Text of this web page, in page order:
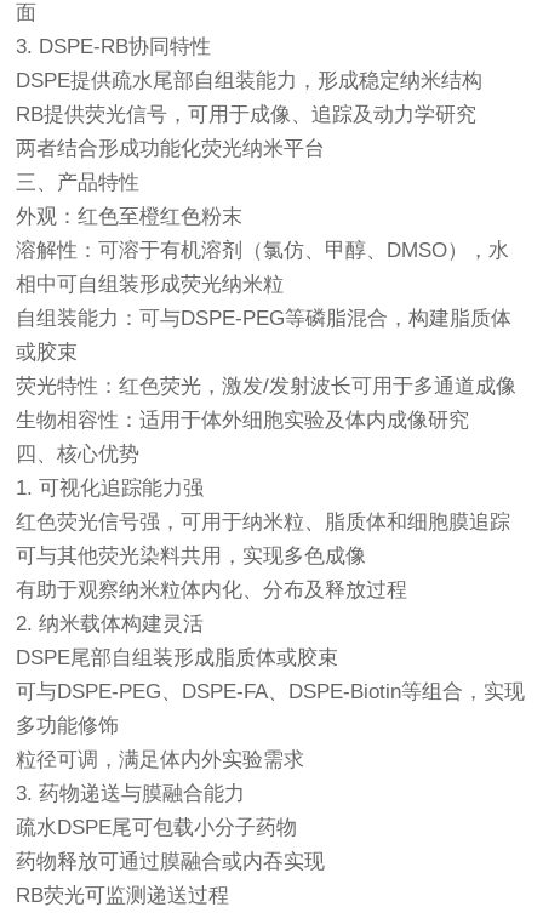
面
3. DSPE-RB协同特性
DSPE提供疏水尾部自组装能力，形成稳定纳米结构
RB提供荧光信号，可用于成像、追踪及动力学研究
两者结合形成功能化荧光纳米平台
三、产品特性
外观：红色至橙红色粉末
溶解性：可溶于有机溶剂（氯仿、甲醇、DMSO），水
相中可自组装形成荧光纳米粒
自组装能力：可与DSPE-PEG等磷脂混合，构建脂质体
或胶束
荧光特性：红色荧光，激发/发射波长可用于多通道成像
生物相容性：适用于体外细胞实验及体内成像研究
四、核心优势
1. 可视化追踪能力强
红色荧光信号强，可用于纳米粒、脂质体和细胞膜追踪
可与其他荧光染料共用，实现多色成像
有助于观察纳米粒体内化、分布及释放过程
2. 纳米载体构建灵活
DSPE尾部自组装形成脂质体或胶束
可与DSPE-PEG、DSPE-FA、DSPE-Biotin等组合，实现
多功能修饰
粒径可调，满足体内外实验需求
3. 药物递送与膜融合能力
疏水DSPE尾可包载小分子药物
药物释放可通过膜融合或内吞实现
RB荧光可监测递送过程